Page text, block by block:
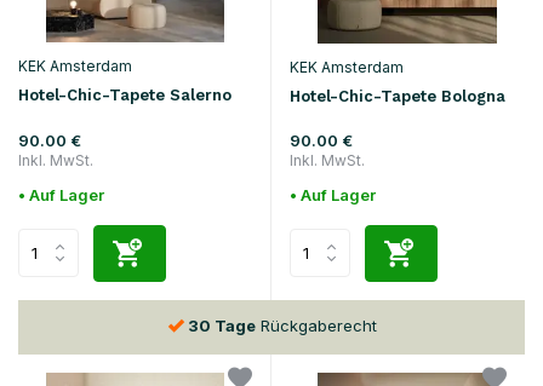
KEK Amsterdam
Hotel-Chic-Tapete Salerno
90.00 €
Inkl. MwSt.
• Auf Lager
KEK Amsterdam
Hotel-Chic-Tapete Bologna
90.00 €
Inkl. MwSt.
• Auf Lager
Vor15:00bestellt, morgen geliefert*